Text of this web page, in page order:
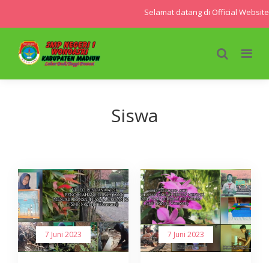
Selamat datang di Official
Siswa
7 Juni 2023 7 Juni 2023